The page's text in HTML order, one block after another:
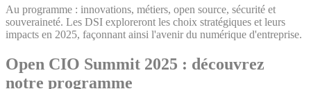
Au programme : innovations, métiers, open source, sécurité et
souveraineté. Les DSI exploreront les choix stratégiques et leurs
impacts en 2025, façonnant ainsi l'avenir du numérique d'entreprise.
Open CIO Summit 2025 : découvrez
notre programme